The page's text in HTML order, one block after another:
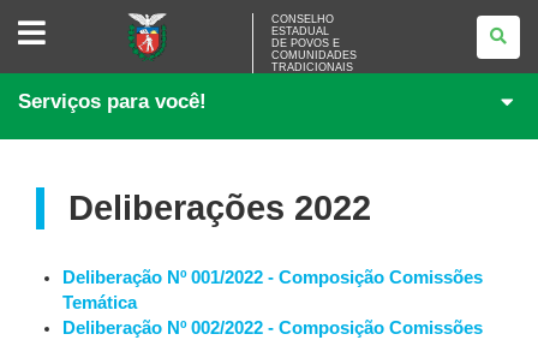
CONSELHO
ESTADUAL
POVOS
COMUNIDADES
CONSELHO
ESTADUAL
DE POVOS E
COMUNIDADES
TRADICIONAIS
Serviços para você!
Deliberações 2022
Deliberação Nº 001/2022 - Composição Comissões
Temática
Deliberação Nº 002/2022 - Composição Comissões